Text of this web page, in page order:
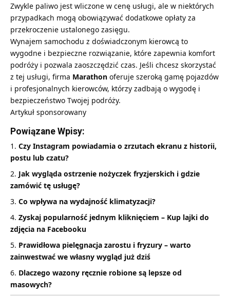
Zwykle paliwo jest wliczone w cenę usługi, ale w niektórych
przypadkach mogą obowiązywać dodatkowe opłaty za
przekroczenie ustalonego zasięgu.
Wynajem samochodu z doświadczonym kierowcą to
wygodne i bezpieczne rozwiązanie, które zapewnia komfort
podróży i pozwala zaoszczędzić czas. Jeśli chcesz skorzystać
z tej usługi, firma Marathon oferuje szeroką gamę pojazdów
i profesjonalnych kierowców, którzy zadbają o wygodę i
bezpieczeństwo Twojej podróży.
Artykuł sponsorowany
Powiązane Wpisy:
Czy Instagram powiadamia o zrzutach ekranu z historii,
postu lub czatu?
Jak wygląda ostrzenie nożyczek fryzjerskich i gdzie
zamówić tę usługę?
Co wpływa na wydajność klimatyzacji?
Zyskaj popularność jednym kliknięciem – Kup lajki do
zdjęcia na Facebooku
Prawidłowa pielęgnacja zarostu i fryzury – warto
zainwestwać we własny wygląd już dziś
Dlaczego wazony ręcznie robione są lepsze od
masowych?